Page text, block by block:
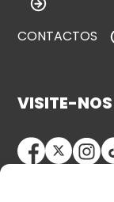
CONTACTOS
VISITE-NOS